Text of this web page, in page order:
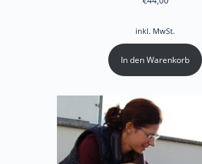
inkl. MwSt.
In den Warenkorb